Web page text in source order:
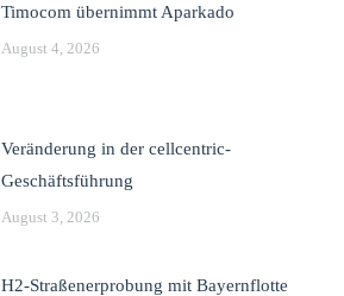
Timocom übernimmt Aparkado
August 4, 2026
Veränderung in der cellcentric-
Geschäftsführung
August 3, 2026
H2-Straßenerprobung mit Bayernflotte